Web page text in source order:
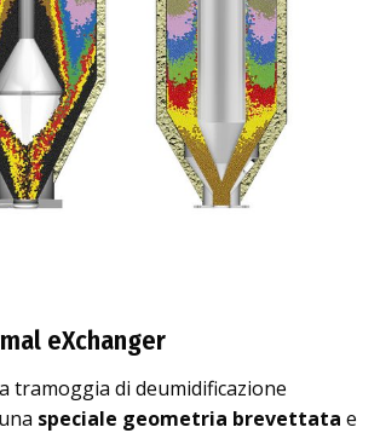
eXchanger
tramoggia di deumidificazione
speciale geometria brevettata e